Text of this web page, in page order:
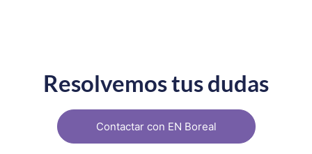
Resolvemos tus dudas
Contactar con EN Boreal